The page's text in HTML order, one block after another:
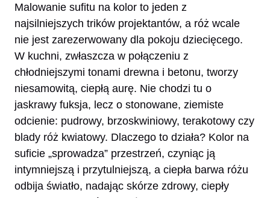
Malowanie sufitu na kolor to jeden z
najsilniejszych trików projektantów, a róż wcale
nie jest zarezerwowany dla pokoju dziecięcego.
W kuchni, zwłaszcza w połączeniu z
chłodniejszymi tonami drewna i betonu, tworzy
niesamowitą, ciepłą aurę. Nie chodzi tu o
jaskrawy fuksja, lecz o stonowane, ziemiste
odcienie: pudrowy, brzoskwiniowy, terakotowy czy
blady róż kwiatowy. Dlaczego to działa? Kolor na
suficie „sprowadza” przestrzeń, czyniąc ją
intymniejszą i przytulniejszą, a ciepła barwa różu
odbija światło, nadając skórze zdrowy, ciepły